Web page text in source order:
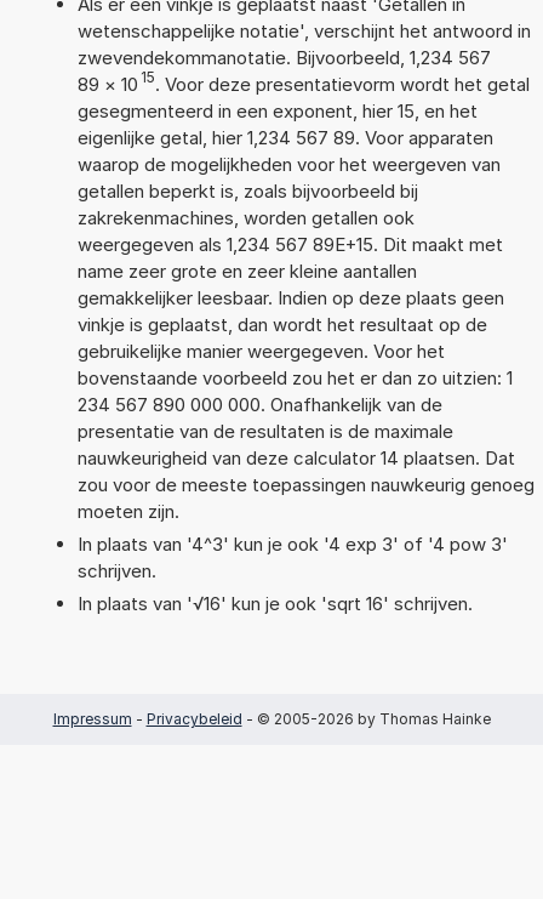
wetenschappelijke notatie', verschijnt het antwoord in
zwevendekommanotatie. Bijvoorbeeld, 1,234 567
89 × 10 15. Voor deze presentatievorm wordt het getal
gesegmenteerd in een exponent, hier 15, en het
eigenlijke getal, hier 1,234 567 89. Voor apparaten
waarop de mogelijkheden voor het weergeven van
getallen beperkt is, zoals bijvoorbeeld bij
zakrekenmachines, worden getallen ook
weergegeven als 1,234 567 89E+15. Dit maakt met
name zeer grote en zeer kleine aantallen
gemakkelijker leesbaar. Indien op deze plaats geen
vinkje is geplaatst, dan wordt het resultaat op de
gebruikelijke manier weergegeven. Voor het
bovenstaande voorbeeld zou het er dan zo uitzien: 1
234 567 890 000 000. Onafhankelijk van de
presentatie van de resultaten is de maximale
nauwkeurigheid van deze calculator 14 plaatsen. Dat
zou voor de meeste toepassingen nauwkeurig genoeg
moeten zijn.
In plaats van '4^3' kun je ook '4 exp 3' of '4 pow 3'
schrijven.
In plaats van '√16' kun je ook 'sqrt 16' schrijven.
Impressum - Privacybeleid - © 2005-2026 by Thomas Hainke